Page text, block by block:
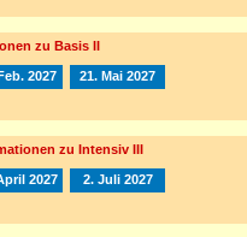
zu Basis II
2027 21. Mai 2027
zu Intensiv III
2027 2. Juli 2027